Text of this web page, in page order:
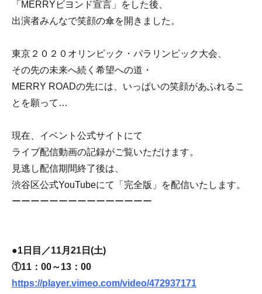
「MERRYビヨンド宣言」をした後、
出演者みんなで笑顔の傘を開きました。
東京２０２０オリンピック・パラリンピック大会、
その先の未来へ続く希望への道・
MERRY ROADの先には、いっぱいの笑顔があふれるこ
とを願って…
現在、イベント公式サイトにて
ライブ配信動画の記録がご覧いただけます。
見逃し配信期間終了後は、
渋谷区公式YouTubeにて「完全版」を配信いたします。
ーーーーーーーーーーーーーーー
●1日目／11月21日(土)
①11：00～13：00
https://player.vimeo.com/video/472937171